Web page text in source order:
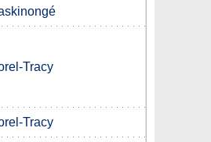
Tracy
Tracy